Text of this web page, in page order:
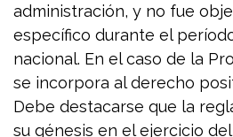
administración, y no fue
específico durante el
nacional. En el caso de la
se incorpora al derecho
Debe destacarse que la
su génesis en el ejercicio